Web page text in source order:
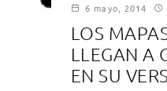
6 mayo, 2014
LOS
LLEGAN A
EN SU